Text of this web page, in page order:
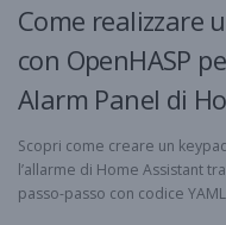
Come realizzare
con OpenHASP
Alarm Panel di
Scopri come creare un
l’allarme di Home Assistant
passo-passo con codice